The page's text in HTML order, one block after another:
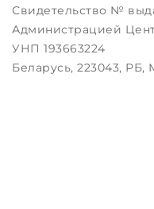
Свидетельство №
Администрацией
УНП 193663224
Беларусь, 223043,